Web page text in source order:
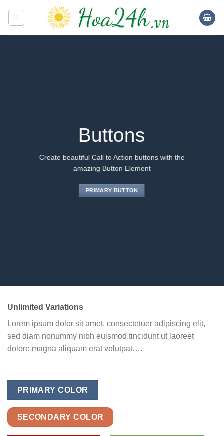
Buttons
Create beautiful Call to Action buttons with the
amazing Button Element
PRIMARY BUTTON
Unlimited Variations
Lorem ipsum dolor sit amet, consectetuer adipiscing elit,
sed diam nonummy nibh euismod tincidunt ut laoreet
dolore magna aliquam erat volutpat….
PRIMARY COLOR
SECONDARY COLOR